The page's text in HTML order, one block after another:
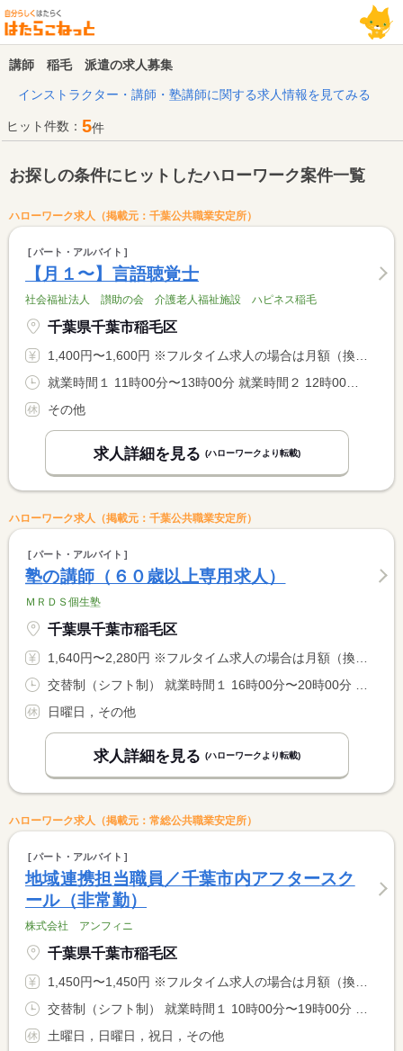
講師 稲毛 派遣の求人募集
インストラクター・講師・塾講師に関する求人情報を見てみる
ヒット件数： 5件
お探しの条件にヒットしたハローワーク案件一覧
ハローワーク求人（掲載元：千葉公共職業安定所）
パート・アルバイト
【月１〜】言語聴覚士
社会福祉法人 讃助の会 介護老人福祉施設 ハピネス稲毛
千葉県千葉市稲毛区
1,400円〜1,600円 ※フルタイム求人の場合は月額（換算額）、パート求人の場合は時間額を表示しています。
その他
求人詳細を見る (ハローワークより転載)
ハローワーク求人（掲載元：千葉公共職業安定所）
パート・アルバイト
塾の講師（６０歳以上専用求人）
ＭＲＤＳ個生塾
千葉県千葉市稲毛区
1,640円〜2,280円 ※フルタイム求人の場合は月額（換算額）、パート求人の場合は時間額を表示しています。
日曜日，その他
求人詳細を見る (ハローワークより転載)
ハローワーク求人（掲載元：常総公共職業安定所）
パート・アルバイト
地域連携担当職員／千葉市内アフタースク
ール（非常勤）
株式会社 アンフィニ
千葉県千葉市稲毛区
1,450円〜1,450円 ※フルタイム求人の場合は月額（換算額）、パート求人の場合は時間額を表示しています。
土曜日，日曜日，祝日，その他